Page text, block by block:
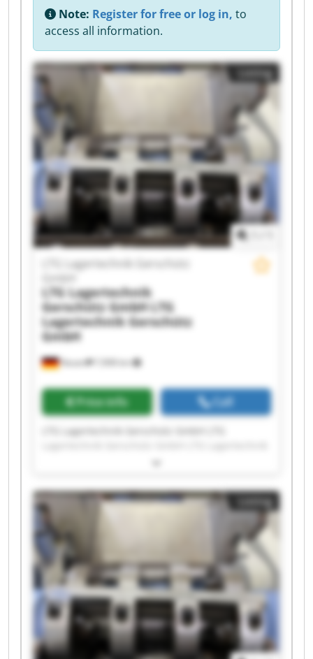
Note: Register for free or log in, to
access all information.
Listing
Nauen 7,908 km
LTG Lagertechnik Gerschütz
LTG Lagertechnik
Gerschütz GmbHLTG
Lagertechnik Gerschütz
GmbH
Price info Call
LTG Lagertechnik Gerschütz GmbH LTG
Gerschütz GmbH LTG Lagertechnik Gerschütz
Lagertechnik Gerschütz GmbH LTG Lagertechnik
Gerschütz GmbH LTG Lagertechnik Gerschütz
Lagertechnik Gerschütz GmbH LTG Lagertechnik
Gerschütz GmbH LTG Lagertechnik Gerschütz
GmbH LTG Lagertechnik Gerschütz GmbH LTG
Lagertechnik Gerschütz GmbH LTG Lagertechnik
Gerschütz GmbH LTG Lagertechnik Gerschütz
GmbH LTG Lagertechnik Gerschütz GmbH LTG
Lagertechnik Gerschütz GmbH LTG Lagertechnik
Gerschütz GmbH LTG Lagertechnik Gerschütz
GmbH
Listing